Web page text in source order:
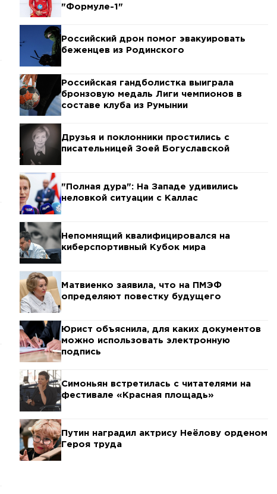
"Формуле-1"
Российский дрон помог эвакуировать
беженцев из Родинского
Российская гандболистка выиграла
бронзовую медаль Лиги чемпионов в
составе клуба из Румынии
Друзья и поклонники простились с
писательницей Зоей Богуславской
"Полная дура": На Западе удивились
неловкой ситуации с Каллас
Непомнящий квалифицировался на
киберспортивный Кубок мира
Матвиенко заявила, что на ПМЭФ
определяют повестку будущего
Юрист объяснила, для каких документов
можно использовать электронную
подпись
Симоньян встретилась с читателями на
фестивале «Красная площадь»
Путин наградил актрису Неёлову орденом
Героя труда